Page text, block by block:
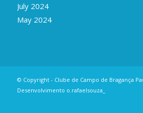
July 2024
May 2024
© Copyright - Clube de Campo de Bragança
Desenvolvimento o.rafaelsouza_